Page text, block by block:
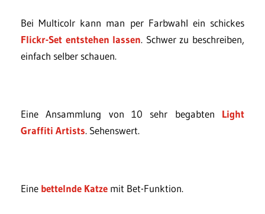
Bei Multicolr kann man per Farbwahl ein schickes
Flickr-Set entstehen lassen. Schwer zu beschreiben,
einfach selber schauen.
Eine Ansammlung von 10 sehr begabten Light
Graffiti Artists. Sehenswert.
Eine bettelnde Katze mit Bet-Funktion.